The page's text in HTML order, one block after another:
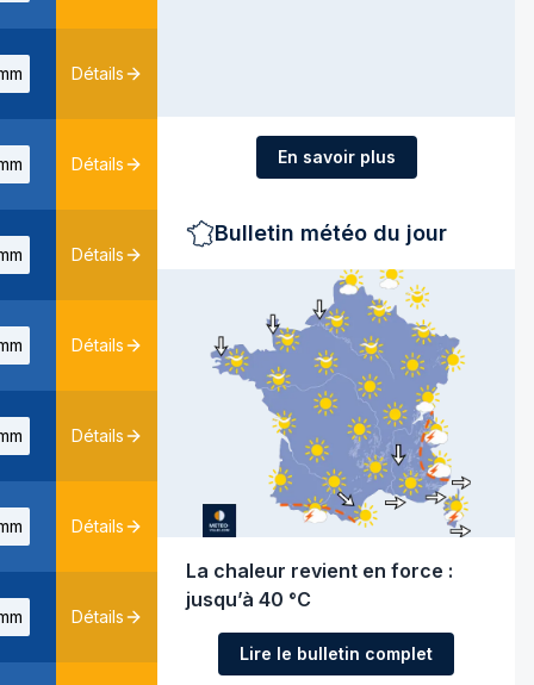
Détails
Détails
Détails
Détails
Détails
Détails
Détails
En savoir plus
Bulletin météo du jour
La chaleur revient en force :
jusqu’à 40 °C
Lire le bulletin complet